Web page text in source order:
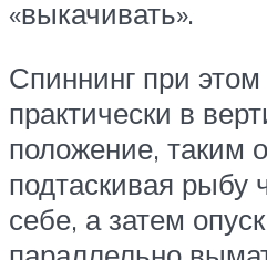
«выкачивать».
Спиннинг при
практически в
положение, таким
подтаскивая рыбу
себе, а затем